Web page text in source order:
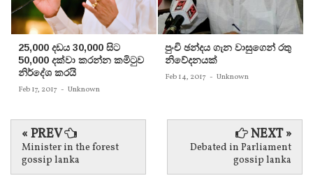
25,000 දඩය 30,000 සිට
50,000 දක්වා කරන්න කමිටුව
නිර්දේශ කරයි
Feb 17, 2017 - Unknown
පුංචි ඡන්දය ගැන වාසුගෙන් රතු
නිවේදනයක්‌
Feb 14, 2017 - Unknown
« PREV
Minister in the forest
gossip lanka
NEXT »
Debated in Parliament
gossip lanka